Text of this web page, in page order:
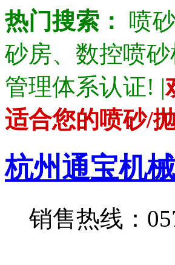
热门搜索：
喷
砂房、数控喷
管理体系认证! |
适合您的喷砂/
杭州通宝机
销售热线：